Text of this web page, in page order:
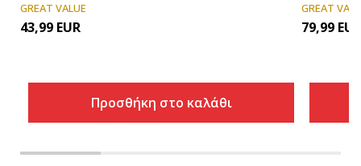
GREAT VALUE
43,99 EUR
Προσθήκη στο καλάθι
GREAT
79,99 EUR